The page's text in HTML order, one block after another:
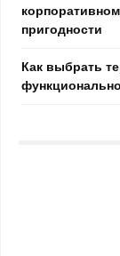
пригодности
Как выбрать